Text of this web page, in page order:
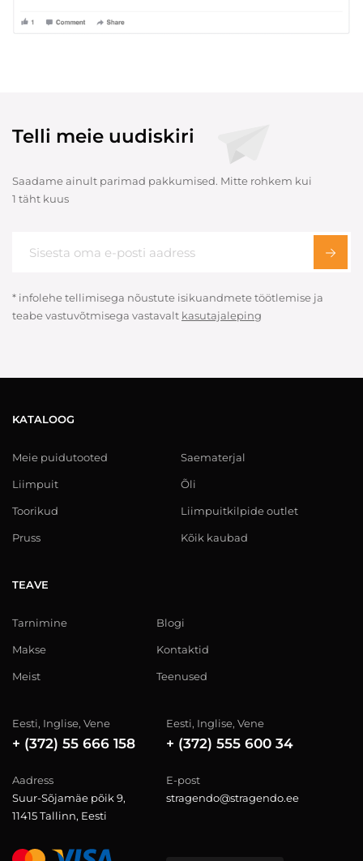
Telli meie uudiskiri
Saadame ainult parimad pakkumised. Mitte rohkem kui
1 täht kuus
* infolehe tellimisega nõustute isikuandmete töötlemise ja
teabe vastuvõtmisega vastavalt kasutajaleping
KATALOOG
Meie puidutooted
Liimpuit
Toorikud
Pruss
Saematerjal
Õli
Liimpuitkilpide outlet
Kõik kaubad
TEAVE
Tarnimine
Makse
Meist
Blogi
Kontaktid
Teenused
Eesti, Inglise, Vene
+ (372) 55 666 158
Eesti, Inglise, Vene
+ (372) 555 600 34
Aadress
Suur-Sõjamäe põik 9,
11415 Tallinn, Eesti
E-post
stragendo@stragendo.ee